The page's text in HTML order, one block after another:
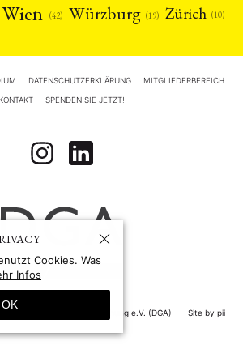
Wien (42) Würzburg (19) Zürich (10)
DATENSCHUTZERKLÄRUNG MITGLIEDERBEREICH
KONTAKT SPENDEN SIE JETZT!
Gesellschaft für Asienforschung e.V. (DGA) Site by pii
Cookies. Was
Infos
OK